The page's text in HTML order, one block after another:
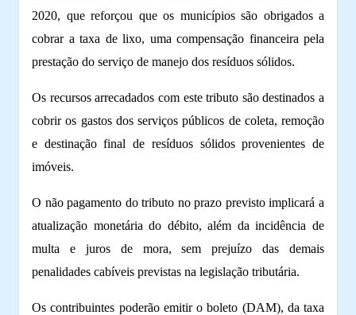
2020, que reforçou que os municípios são obrigados a
cobrar a taxa de lixo, uma compensação financeira pela
prestação do serviço de manejo dos resíduos sólidos.
Os recursos arrecadados com este tributo são destinados a
cobrir os gastos dos serviços públicos de coleta, remoção
e destinação final de resíduos sólidos provenientes de
imóveis.
O não pagamento do tributo no prazo previsto implicará a
atualização monetária do débito, além da incidência de
multa e juros de mora, sem prejuízo das demais
penalidades cabíveis previstas na legislação tributária.
Os contribuintes poderão emitir o boleto (DAM), da taxa